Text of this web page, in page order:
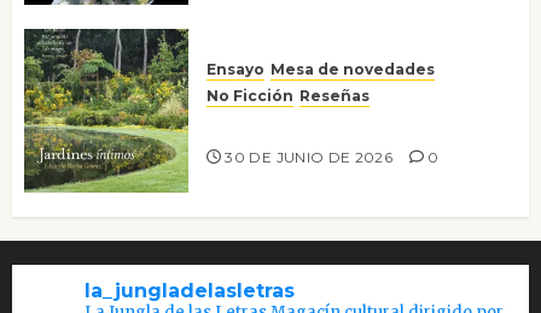
Ensayo Mesa de novedades
No Ficción Reseñas
30 DE JUNIO DE 2026 0
la_jungladelasletras